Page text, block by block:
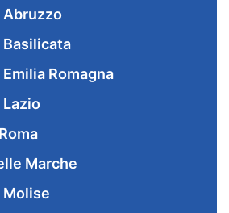
Abruzzo
Basilicata
Romagna
Marche
Molise